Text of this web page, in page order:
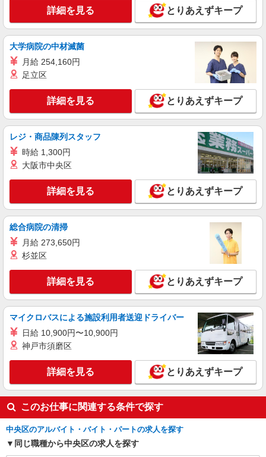
時給1900円 月収例：228000円 ★交通費規定に
基づき交通費支給
東京都中央区（茅場町駅）
キープ 詳細を見る
派遣社員
株式会社パソナ・東京キャリアセンター/KT600117146601
NEW
人事労務/一般事務
時給1950円 月収例：273000円 ★交通費規定に
基づき交通費支給
キープ 詳細を見る
詳細を見る とりあえずキープ
大学病院の中材滅菌
月給 254,160円
足立区
詳細を見る とりあえずキープ
レジ・商品陳列スタッフ
時給 1,300円
大阪市中央区
詳細を見る とりあえずキープ
総合病院の清掃
月給 273,650円
杉並区
詳細を見る とりあえずキープ
マイクロバスによる施設利用者送迎ドライバー
日給 10,900円〜10,900円
神戸市須磨区
詳細を見る とりあえずキープ
このお仕事に関連する条件で探す
中央区のアルバイト・バイト・パートの求人を探す
同じ職種から中央区の求人を探す